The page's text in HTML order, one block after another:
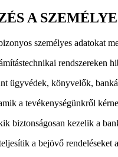
A
személyes adatokat
rendszereken
ügyvédek, könyvelők,
a tevékenységünkről
biztonságosan kezelik a
a bejövő rendeléseket